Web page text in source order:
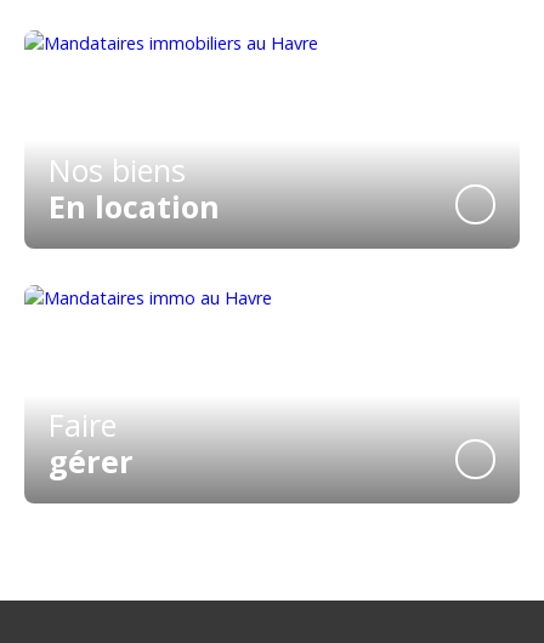
Nos biens
En location
Faire
gérer